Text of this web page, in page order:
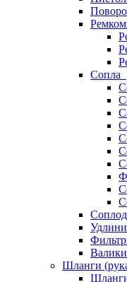
Сопла
Шланги